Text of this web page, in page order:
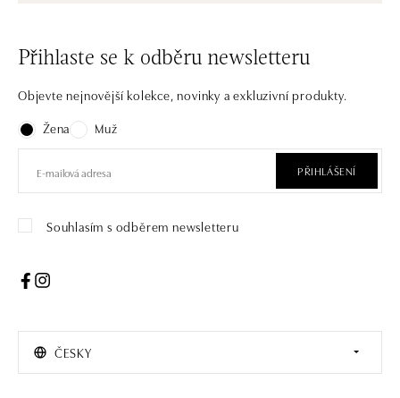
Přihlaste se k odběru newsletteru
Objevte nejnovější kolekce, novinky a exkluzivní produkty.
Žena
Muž
PŘIHLÁŠENÍ
Souhlasím s odběrem newsletteru
ČESKY